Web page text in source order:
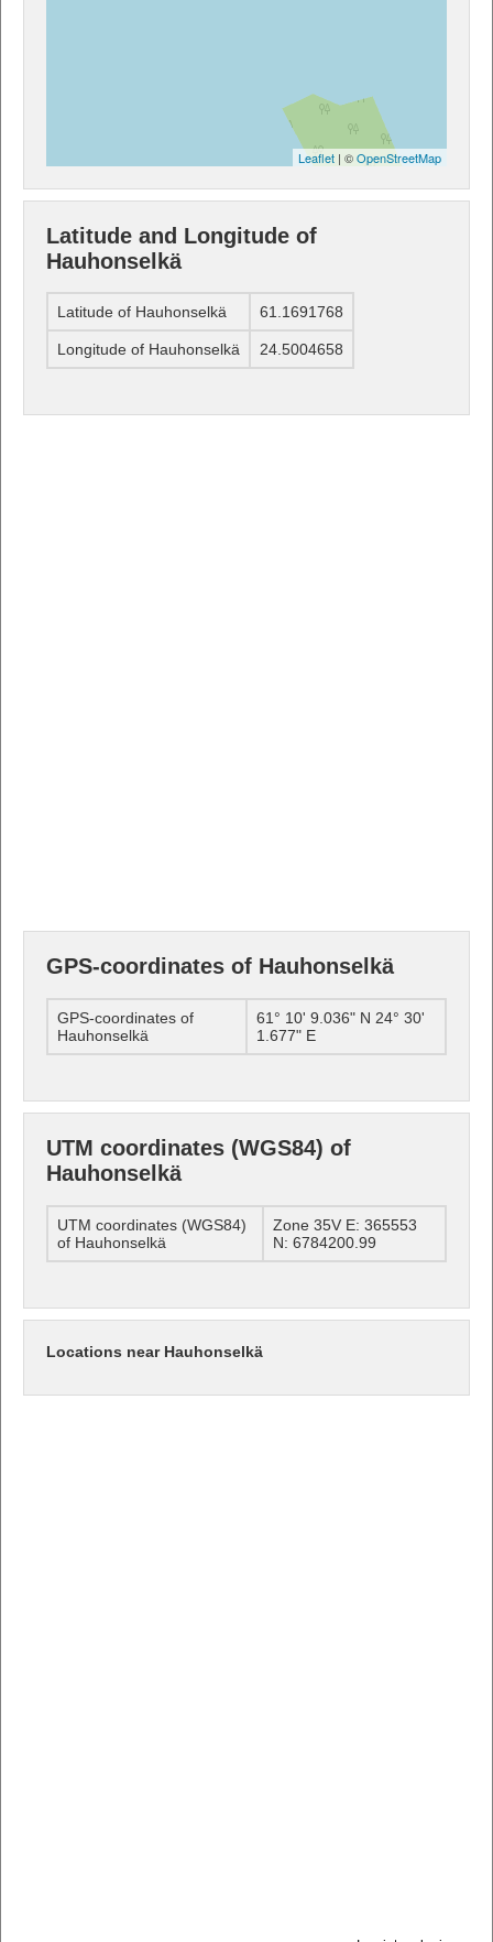
Leaflet | ©OpenStreetMap
Latitude and Longitude of
Hauhonselkä
Latitude of Hauhonselkä 61.1691768
Longitude of Hauhonselkä 24.5004658
GPS-coordinates of Hauhonselkä
GPS-coordinates of
Hauhonselkä
61° 10' 9.036" N 24° 30'
1.677" E
UTM coordinates (WGS84) of
Hauhonselkä
UTM coordinates (WGS84)
of Hauhonselkä
Zone 35V E: 365553
N: 6784200.99
Locations near Hauhonselkä